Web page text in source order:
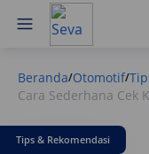
Beranda/Otomotif/
Cara Sederhana Cek
Tips & Rekomendasi